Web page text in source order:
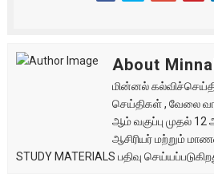
About
மின்னல்
செய்திகள் , வேலை
ஆம் வகுப்பு முதல்
ஆசிரியர் மற்றும்
STUDY MATERIALS பதிவு